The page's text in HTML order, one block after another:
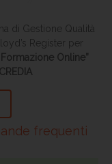
di Gestione Qualità
Register per
Online”
frequenti